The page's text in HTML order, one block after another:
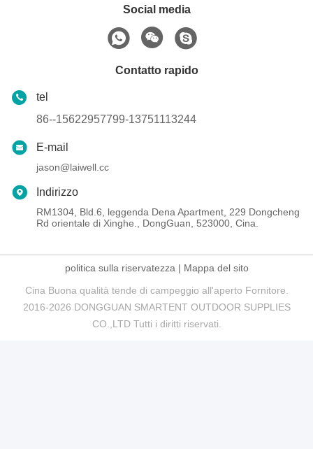
Social media
Contatto rapido
tel
86--15622957799-13751113244
E-mail
jason@laiwell.cc
Indirizzo
RM1304, Bld.6, leggenda Dena Apartment, 229 Dongcheng
Rd orientale di Xinghe., DongGuan, 523000, Cina.
politica sulla riservatezza| Mappa del sito
Cina Buona qualità tende di campeggio all'aperto Fornitore.
2016-2026 DONGGUAN SMARTENT OUTDOOR SUPPLIES
CO.,LTD Tutti i diritti riservati.